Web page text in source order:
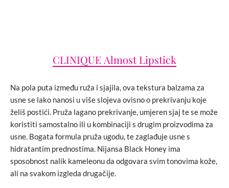
CLINIQUE Almost Lipstick
Na pola puta između ruža i sjajila, ova tekstura balzama za
usne se lako nanosi u više slojeva ovisno o prekrivanju koje
želiš postići.​ Pruža lagano prekrivanje, umjeren sjaj te se može
koristiti samostalno ili u kombinaciji s drugim proizvodima za
usne. Bogata formula pruža ugodu, te zaglađuje usne s
hidratantim prednostima. Nijansa Black Honey ima
sposobnost nalik kameleonu da odgovara svim tonovima kože,
ali na svakom izgleda drugačije.